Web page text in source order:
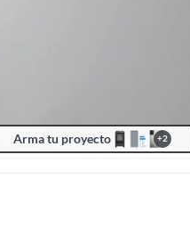
Arma tu proyecto +2